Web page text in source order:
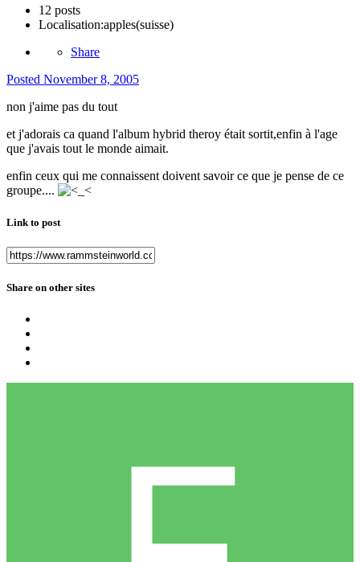
12 posts
Localisation:apples(suisse)
Share
Posted November 8, 2005
non j'aime pas du tout
et j'adorais ca quand l'album hybrid theroy était sortit,enfin à l'age
que j'avais tout le monde aimait.
enfin ceux qui me connaissent doivent savoir ce que je pense de ce
groupe....
Link to post
Share on other sites